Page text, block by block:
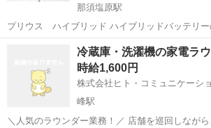
那須塩原駅
プリウス ハイブリッド ハイブリッドバッテリ
ナンスサービスを行っています この度 業界初 永久保証をスタート
と身分証を提示し ...
那須郡 那須塩原駅 営業 ハ
冷蔵庫・洗濯機の家電ラ
時給1,600円
株式会社ヒト・コミュニケーシ
峰駅
＼人気のラウンダー業務！／ 店舗を巡回しながら